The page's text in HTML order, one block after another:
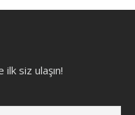
siz ulaşın!